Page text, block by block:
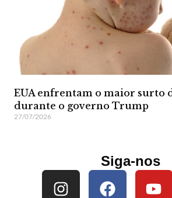
EUA enfrentam o maior surto
durante o governo Trump
27/07/2026
Siga-nos